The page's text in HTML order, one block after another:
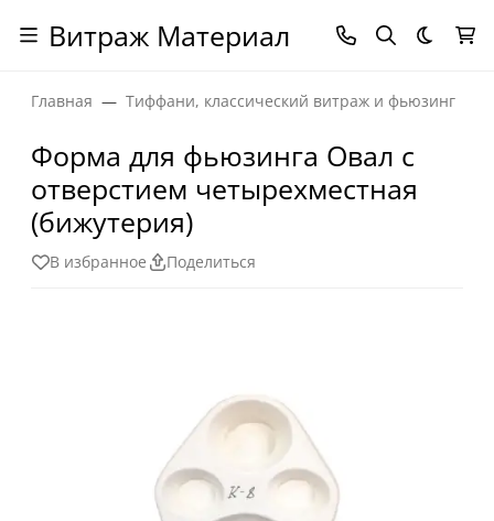
Витраж Материал Темная
Главная Тиффани, классический витраж и фьюзинг
Форма для фьюзинга Овал с
отверстием четырехместная
(бижутерия)
В избранное Поделиться